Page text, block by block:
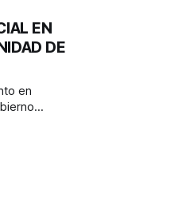
EN
DE
en
como